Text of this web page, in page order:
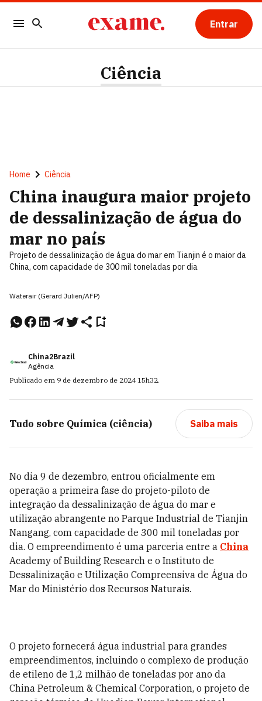
Entrar
Ciência
Home Ciência
China inaugura maior projeto
de dessalinização de água do
mar no país
Projeto de dessalinização de água do mar em Tianjin é o maior da
China, com capacidade de 300 mil toneladas por dia
Waterair (Gerard Julien/AFP)
China2Brazil
Agência
Publicado em 9 de dezembro de 2024 15h32.
Tudo sobre Química (ciência) Saiba mais
No dia 9 de dezembro, entrou oficialmente em
operação a primeira fase do projeto-piloto de
integração da dessalinização de água do mar e
utilização abrangente no Parque Industrial de Tianjin
Nangang, com capacidade de 300 mil toneladas por
dia. O empreendimento é uma parceria entre a China
Academy of Building Research e o Instituto de
Dessalinização e Utilização Compreensiva de Água do
Mar do Ministério dos Recursos Naturais.
O projeto fornecerá água industrial para grandes
empreendimentos, incluindo o complexo de produção
de etileno de 1,2 milhão de toneladas por ano da
China Petroleum & Chemical Corporation, o projeto de